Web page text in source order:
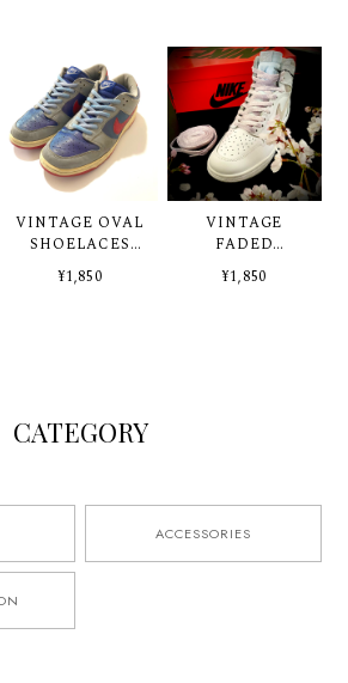
VINTAGE OVAL
SHOELACES
CAROLINA
¥1,850
VINTAGE
FADED
SHOELACES
LILAC GRAY
¥1,850
CATEGORY
ACCESSORIES